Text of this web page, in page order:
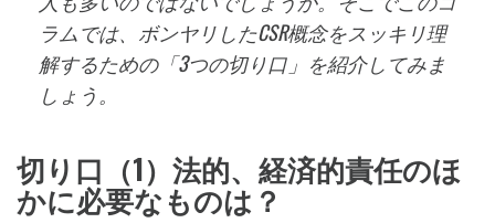
ラムでは、ボンヤリしたCSR概念をスッキリ理
解するための「3つの切り口」を紹介してみま
しょう。
切り口（1）法的、経済的責任のほ
かに必要なものは？